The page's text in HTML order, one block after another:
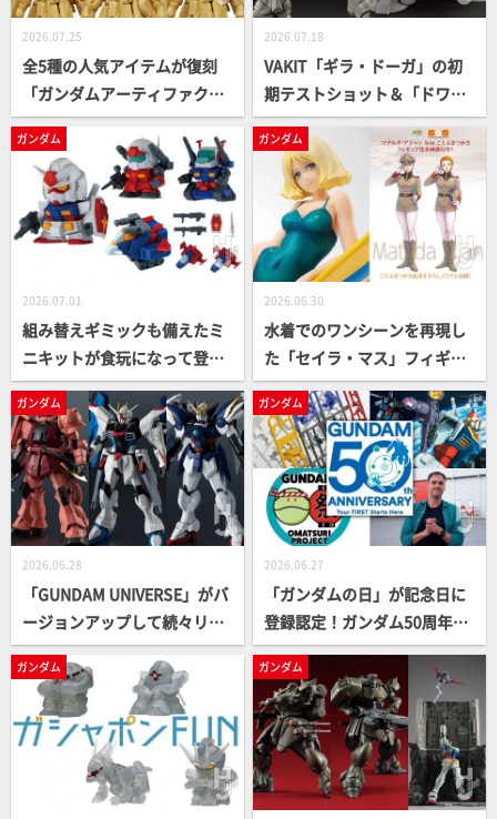
2026.07.25
全5種の人気アイテムが復刻
「ガンダムアーティファクト
ベストセレクション」、ガン
プラのパッケージイラストの
カードが付属する「GUNDAM
ガンプラパッケージアートグ
ミ4」が登場【ガンダム食玩
2026.07.18
VAKIT「ギラ・ドーガ」の初
期テストショット＆「ドワッ
ジ」試作造形を撮り下ろし！
『新MS戦記』の作者・近藤和
久氏のインタビューも掲載！
【メガハウス】
ガンダム
2026.07.01
組み替えギミックも備えたミ
ニキットが食玩になって登
場！『機動戦士ガンダム V作
戦ビスケット』が間もなく発
売！
ガンダム
2026.06.30
水着でのワンシーンを再現し
た「セイラ・マス」フィギュ
アが再販！／ことぶきつかさ
氏のイラストを基にした「GG
G マチルダ」のイラストがお
披露目【ガンダム製品情報】
ガンダム
2026.06.28
「GUNDAM UNIVERSE」がバ
ージョンアップして続々リニ
ューアル中！ シャア専用ザク
Ⅱ、フリーダムガンダム、ウ
イングガンダムゼロ(EW)がラ
インナップ！
ガンダム
2026.06.27
「ガンダムの日」が記念日に
登録認定！ガンダム50周年特
別映像や『SEED FREEDOM』
前日譚の劇場公開決定など
『ガンダム』シリーズ情報を
まとめてお届け！【ガンダム
カンファレンス SPRING 202
6】
ガンダム ガンダム